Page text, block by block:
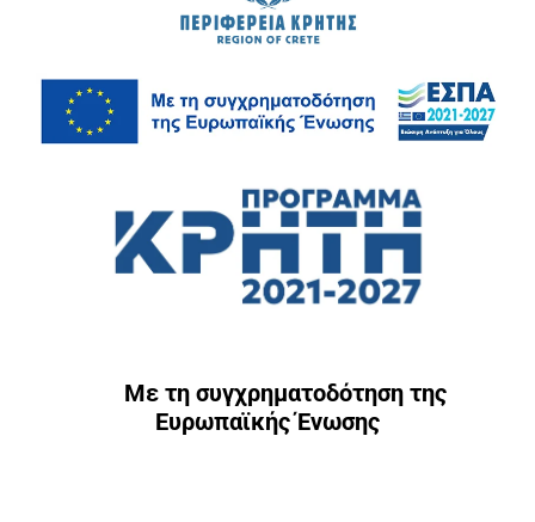
Με τη συγχρηματοδότηση της
Ευρωπαϊκής Ένωσης